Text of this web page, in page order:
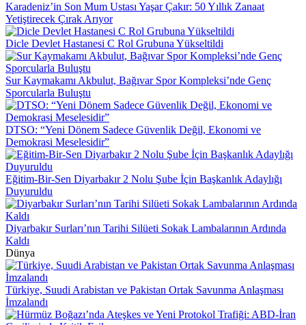
Karadeniz’in Son Mum Ustası Yaşar Çakır: 50 Yıllık Zanaat
Yetiştirecek Çırak Arıyor
Dicle Devlet Hastanesi C Rol Grubuna Yükseltildi
Sur Kaymakamı Akbulut, Bağıvar Spor Kompleksi’nde Genç
Sporcularla Buluştu
DTSO: “Yeni Dönem Sadece Güvenlik Değil, Ekonomi ve
Demokrasi Meselesidir”
Eğitim-Bir-Sen Diyarbakır 2 Nolu Şube İçin Başkanlık Adaylığı
Duyuruldu
Diyarbakır Surları’nın Tarihi Silüeti Sokak Lambalarının Ardında
Kaldı
Dünya
Türkiye, Suudi Arabistan ve Pakistan Ortak Savunma Anlaşması
İmzalandı